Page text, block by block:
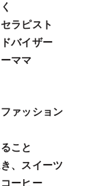
ラピスト
バイザー
ママ
ァッション
こと
、スイーツ
ーヒー